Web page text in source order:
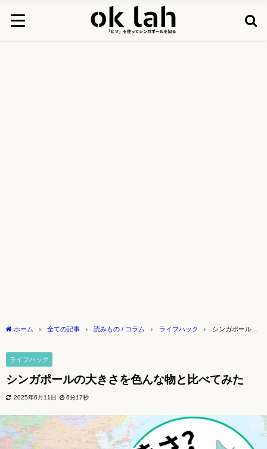
ホーム 全ての記事 読みもの / コラム ライフハック
シンガポールの
ライフハック
シンガポールの大きさを色んな物と比べてみた
2025年6月11日 6分17秒